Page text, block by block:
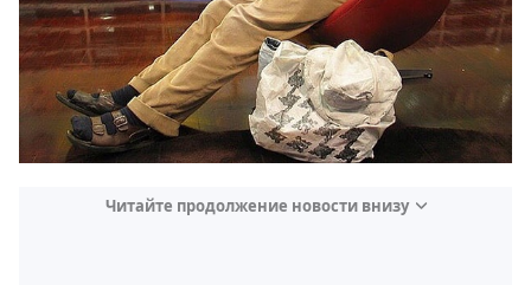
Читайте продолжение новости внизу